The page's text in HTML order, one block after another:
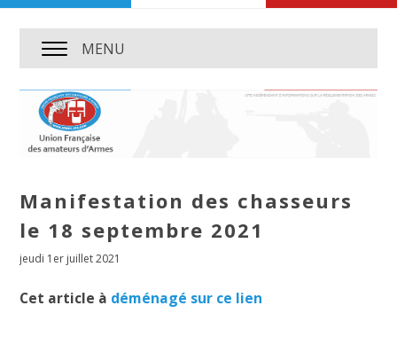
MENU
Manifestation des chasseurs
le 18 septembre 2021
jeudi 1er juillet 2021
Cet article à déménagé sur ce lien